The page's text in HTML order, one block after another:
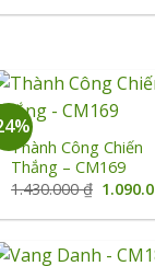
₫. là:
₫.
+
Thành Công Chiến
Thắng – CM169
1.430.000₫ Giá
là:
+